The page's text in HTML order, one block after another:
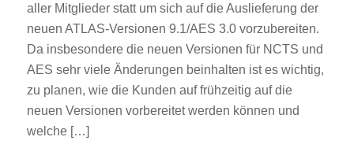
aller Mitglieder statt um sich auf die Auslieferung der
neuen ATLAS-Versionen 9.1/AES 3.0 vorzubereiten.
Da insbesondere die neuen Versionen für NCTS und
AES sehr viele Änderungen beinhalten ist es wichtig,
zu planen, wie die Kunden auf frühzeitig auf die
neuen Versionen vorbereitet werden können und
welche […]